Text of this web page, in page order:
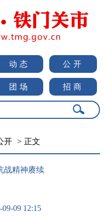
动态 公开
团场 招商
开 > 正文
战精神赓续
09-09 12:15